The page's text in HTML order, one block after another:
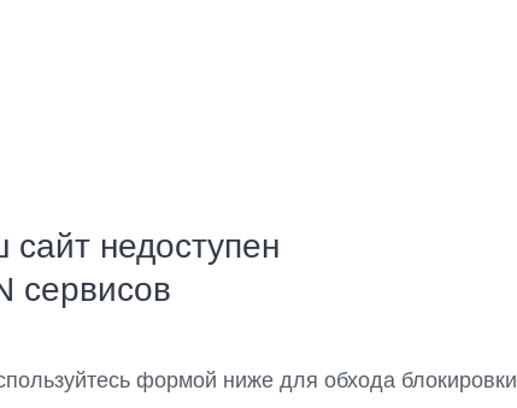
недоступен
сервисов
формой ниже для обхода блокировки